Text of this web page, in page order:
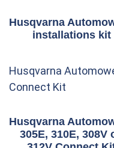
Husqvarna
installations kit
Husqvarna
Connect Kit
Husqvarna
305E, 310E, 308V